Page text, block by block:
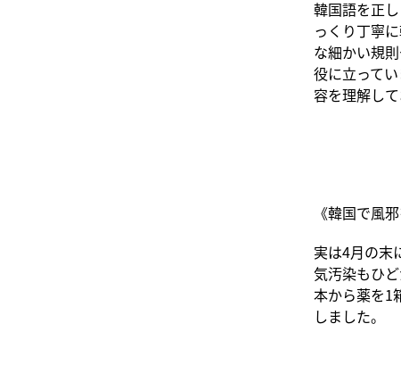
韓国語を正
っくり丁寧
な細かい規
役に立って
容を理解し
《韓国で風
実は4月の末
気汚染もひ
本から薬を1
しました。